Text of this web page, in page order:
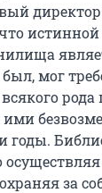
мог
годы.
за